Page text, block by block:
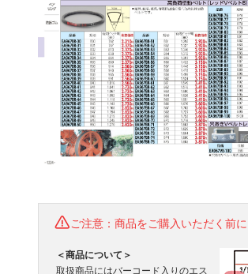
ご注意：商品をご購入いただく前に
＜商品について＞
取扱商品にはバーコード入りのエス